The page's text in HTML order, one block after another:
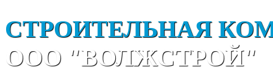
СТРОИТЕЛЬНАЯ
ООО "ВОЛЖСТРОЙ"